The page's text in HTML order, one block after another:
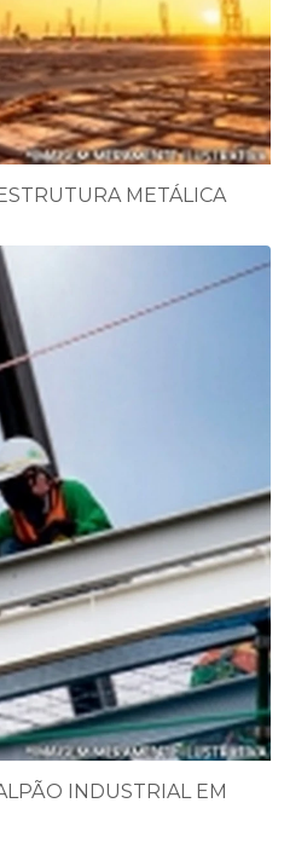
METÁLICA
INDUSTRIAL EM